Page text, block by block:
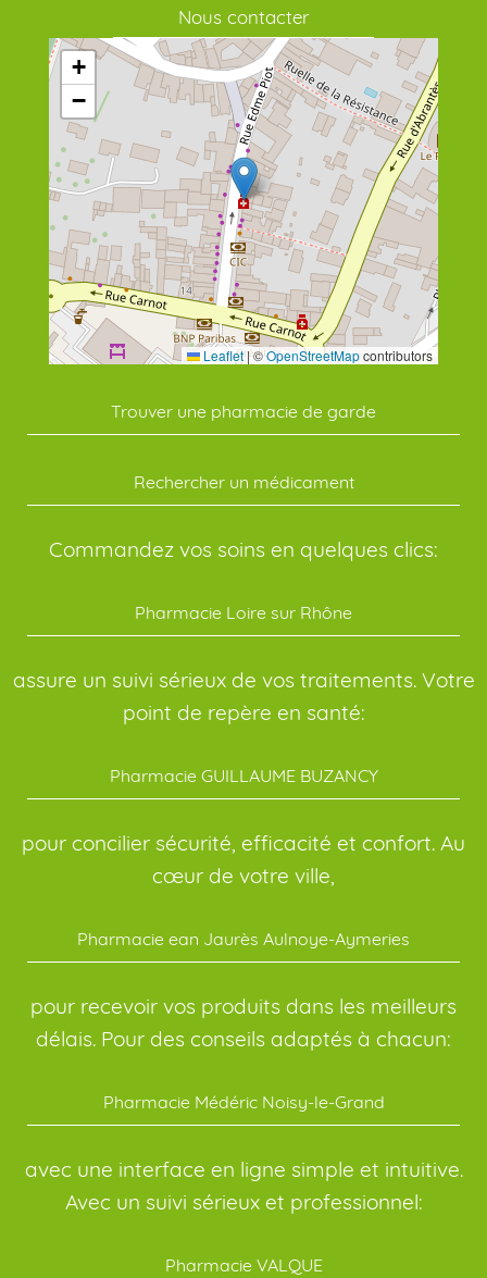
+
−
Leaflet |©OpenStreetMapcontributors
Trouver une pharmacie de garde
Rechercher un médicament
Commandez vos soins en quelques clics:
Pharmacie Loire sur Rhône
assure un suivi sérieux de vos traitements. Votre
point de repère en santé:
Pharmacie GUILLAUME BUZANCY
pour concilier sécurité, efficacité et confort. Au
cœur de votre ville,
Pharmacie ean Jaurès Aulnoye-Aymeries
pour recevoir vos produits dans les meilleurs
délais. Pour des conseils adaptés à chacun:
Pharmacie Médéric Noisy-le-Grand
avec une interface en ligne simple et intuitive.
Avec un suivi sérieux et professionnel:
Pharmacie VALQUE
Nous contacter